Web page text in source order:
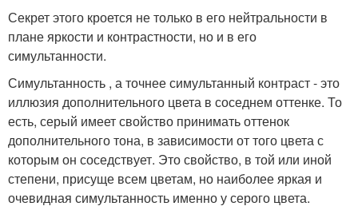
Секрет этого кроется не только в его нейтральности в
плане яркости и контрастности, но и в его
симультанности.
Симультанность , а точнее симультанный контраст - это
иллюзия дополнительного цвета в соседнем оттенке. То
есть, серый имеет свойство принимать оттенок
дополнительного тона, в зависимости от того цвета с
которым он соседствует. Это свойство, в той или иной
степени, присуще всем цветам, но наиболее яркая и
очевидная симультанность именно у серого цвета.